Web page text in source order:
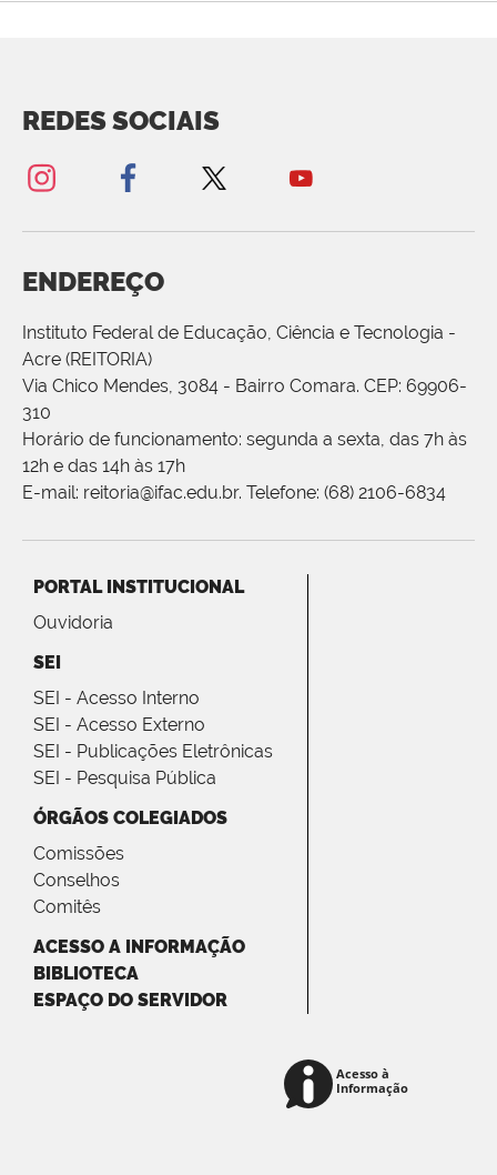
REDES SOCIAIS
ENDEREÇO
Instituto Federal de Educação, Ciência e Tecnologia -
Acre (REITORIA)
Via Chico Mendes, 3084 - Bairro Comara. CEP: 69906-
310
Horário de funcionamento: segunda a sexta, das 7h às
12h e das 14h às 17h
E-mail: reitoria@ifac.edu.br. Telefone: (68) 2106-6834
PORTAL INSTITUCIONAL
Ouvidoria
SEI
SEI - Acesso Interno
SEI - Acesso Externo
SEI - Publicações Eletrônicas
SEI - Pesquisa Pública
ÓRGÃOS COLEGIADOS
Comissões
Conselhos
Comitês
ACESSO A INFORMAÇÃO
BIBLIOTECA
ESPAÇO DO SERVIDOR